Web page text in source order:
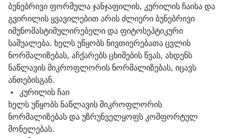
ბუნებრივი ფორმულა ჯანჯაფილის, კურილის ჩაისა და
გვირილის ყვავილებით არის ძლიერი ბუნებრივი
იმუნომასტიმულირებელი და ფიტოსეპტიკური
საშუალება. ხელს უწყობს ნივთიერებათა ცვლის
ნორმალიზებას, აჩქარებს ცხიმების წვას, ახდენს
ნაწლავის მიკროფლორის ნორმალიზებას, იცავს
ანთებისგან.
• კურილის ჩაი
ხელს უწყობს ნაწლავის მიკროფლორის
ნორმალიზებას და უზრუნველყოფს კომფორტულ
მონელებას.